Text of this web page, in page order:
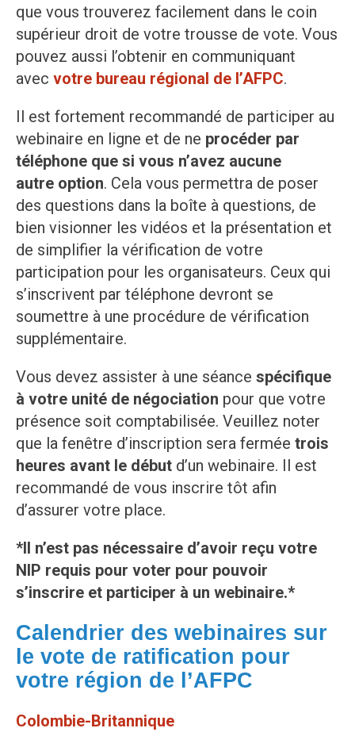
que vous trouverez facilement dans le coin
supérieur droit de votre trousse de vote. Vous
pouvez aussi l’obtenir en communiquant
avec votre bureau régional de l’AFPC.
Il est fortement recommandé de participer au
webinaire en ligne et de ne procéder par
téléphone que si vous n’avez aucune
autre option. Cela vous permettra de poser
des questions dans la boîte à questions, de
bien visionner les vidéos et la présentation et
de simplifier la vérification de votre
participation pour les organisateurs. Ceux qui
s’inscrivent par téléphone devront se
soumettre à une procédure de vérification
supplémentaire.
Vous devez assister à une séance spécifique
à votre unité de négociation pour que votre
présence soit comptabilisée. Veuillez noter
que la fenêtre d’inscription sera fermée trois
heures avant le début d’un webinaire. Il est
recommandé de vous inscrire tôt afin
d’assurer votre place.
*Il n’est pas nécessaire d’avoir reçu votre
NIP requis pour voter pour pouvoir
s’inscrire et participer à un webinaire.*
Calendrier des webinaires sur
le vote de ratification pour
votre région de l’AFPC
Colombie-Britannique